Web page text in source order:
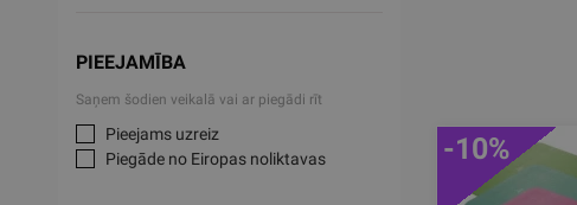
PIEEJAMĪBA
Saņem šodien veikalā vai ar piegādi rīt
Pieejams uzreiz
Piegāde no Eiropas noliktavas
-10%